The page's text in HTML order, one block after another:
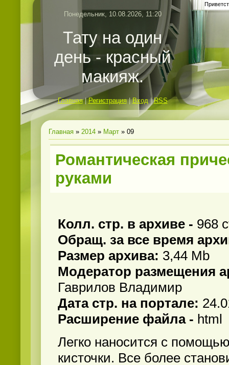
Понедельник, 10.08.2026, 11:20
Тату на один
день - красный
макияж.
Главная|Регистрация|Вход|RSS
Главная » 2014 » Март » 09
Романтическая
руками
Колл. стр. в архиве - 968
Обращ. за все время
Размер архива: 3,44 Mb
Модератор размещения
Гаврилов Владимир
Дата стр. на портале:
Расширение файла - html
Легко наносится с
кисточки. Все более